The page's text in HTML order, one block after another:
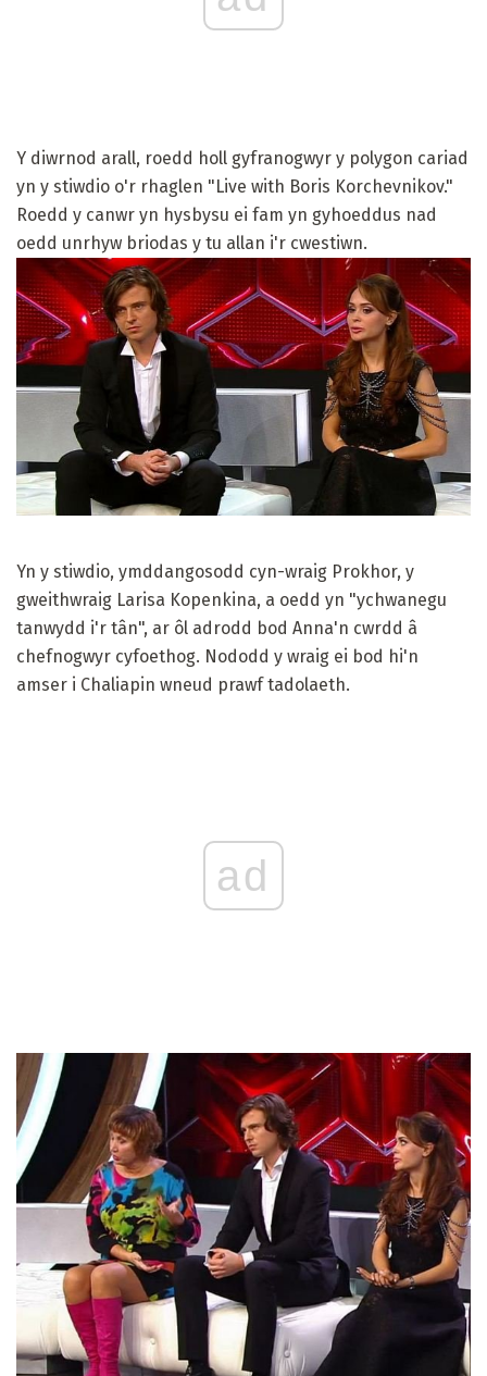
Y diwrnod arall, roedd holl gyfranogwyr y polygon cariad
yn y stiwdio o'r rhaglen "Live with Boris Korchevnikov."
Roedd y canwr yn hysbysu ei fam yn gyhoeddus nad
oedd unrhyw briodas y tu allan i'r cwestiwn.
Yn y stiwdio, ymddangosodd cyn-wraig Prokhor, y
gweithwraig Larisa Kopenkina, a oedd yn "ychwanegu
tanwydd i'r tân", ar ôl adrodd bod Anna'n cwrdd â
chefnogwyr cyfoethog. Nododd y wraig ei bod hi'n
amser i Chaliapin wneud prawf tadolaeth.
ad